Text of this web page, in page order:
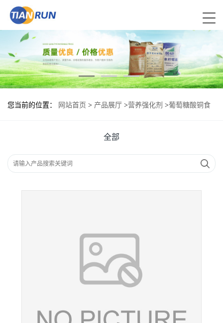
您当前的位置： 网站首页 > 产品展厅 >营养强化剂 >葡萄糖酸铜食
全部